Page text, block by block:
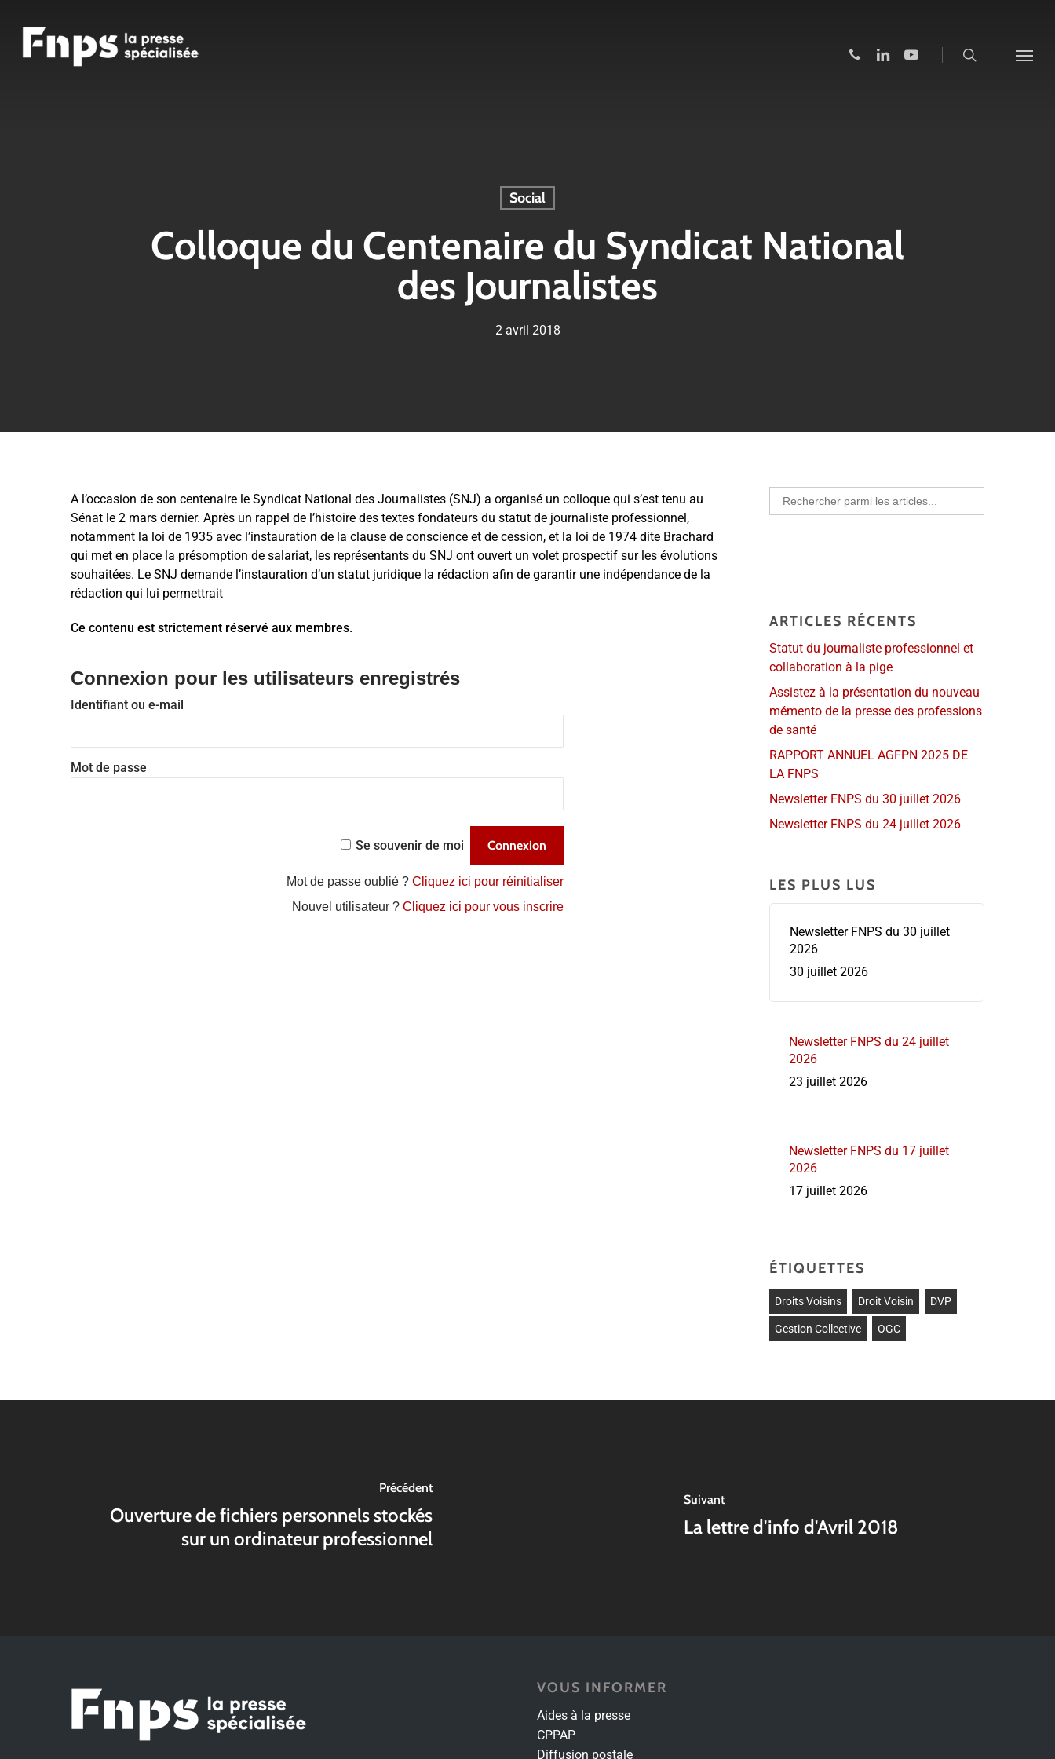
Menu
linkedin youtube
phone
Social
Colloque du Centenaire du Syndicat National
des Journalistes
2 avril 2018
A l’occasion de son centenaire le Syndicat National des Journalistes (SNJ) a organisé un colloque qui s’est tenu au
Sénat le 2 mars dernier. Après un rappel de l’histoire des textes fondateurs du statut de journaliste professionnel,
notamment la loi de 1935 avec l’instauration de la clause de conscience et de cession, et la loi de 1974 dite Brachard
qui met en place la présomption de salariat, les représentants du SNJ ont ouvert un volet prospectif sur les évolutions
souhaitées. Le SNJ demande l’instauration d’un statut juridique la rédaction afin de garantir une indépendance de la
rédaction qui lui permettrait
Ce contenu est strictement réservé aux membres.
Connexion pour les utilisateurs enregistrés
Identifiant ou e-mail
Mot de passe
Se souvenir de moi
Mot de passe oublié ? Cliquez ici pour réinitialiser
Nouvel utilisateur ? Cliquez ici pour vous inscrire
Search
for:
ARTICLES RÉCENTS
Statut du journaliste professionnel et
collaboration à la pige
Assistez à la présentation du nouveau
mémento de la presse des professions
de santé
RAPPORT ANNUEL AGFPN 2025 DE
LA FNPS
Newsletter FNPS du 30 juillet 2026
Newsletter FNPS du 24 juillet 2026
LES PLUS LUS
Newsletter FNPS du 30 juillet
2026
30 juillet 2026
Newsletter FNPS du 24 juillet
2026
23 juillet 2026
Newsletter FNPS du 17 juillet
2026
17 juillet 2026
ÉTIQUETTES
Droits Voisins Droit Voisin DVP
Gestion Collective OGC
Précédent
Ouverture de fichiers personnels stockés
sur un ordinateur professionnel
Suivant
La lettre d'info d'Avril 2018
VOUS INFORMER
Aides à la presse
CPPAP
Diffusion postale